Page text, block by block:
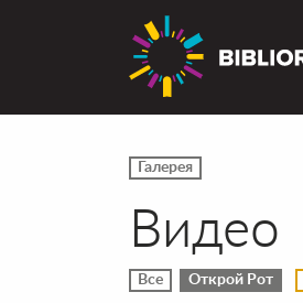
Галерея
Видео
Все Открой Рот